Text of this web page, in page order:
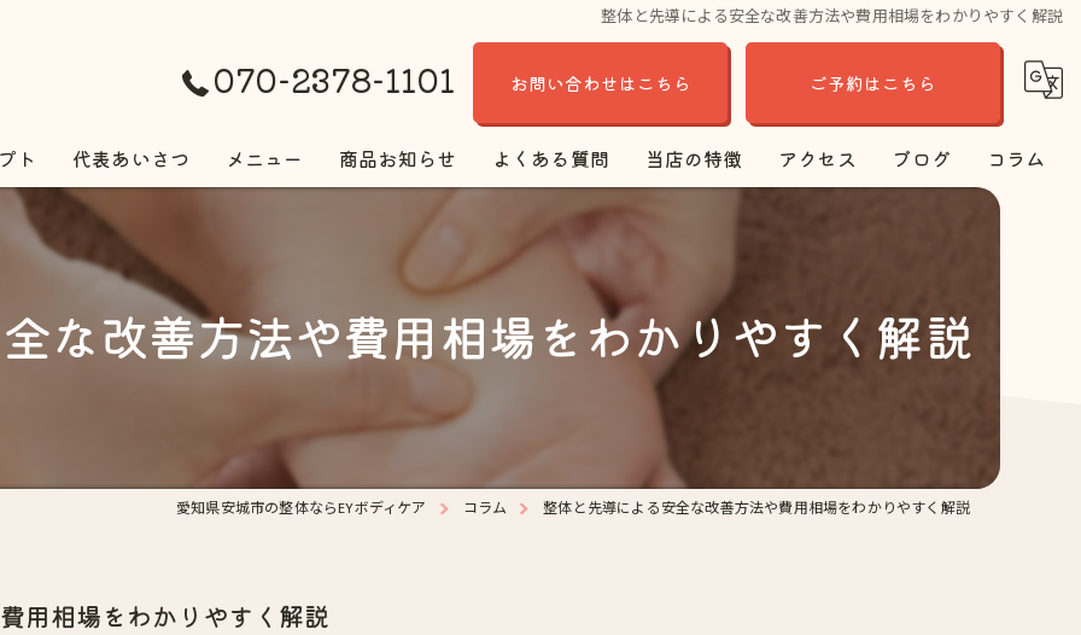
整体と先導による安全な改善方法や費用相場をわかりやすく解説
070-2378-1101 お問い合わせはこちら ご予約はこちら
ト 代表あいさつ メニュー 商品お知らせ よくある質問 当店の特徴
骨盤
もみほぐし
バイオウェーブ
アクセス ブログ コラム
な改善方法や費用相場をわかりやすく解説
愛知県安城市の整体ならEYボディケア コラム 整体と先導による安全な改善方法や費用相場をわかりやすく解説
用相場をわかりやすく解説